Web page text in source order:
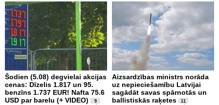
Šodien (5.08) degvielai akcijas
cenas: Dīzelis 1.817 un 95.
benzīns 1.737 EUR! Nafta 75.6
USD par barelu (+ VIDEO)
9
Aizsardzības ministrs norāda
uz nepieciešamību Latvijai
sagādāt savas spārnotās un
ballistiskās raķetes
11